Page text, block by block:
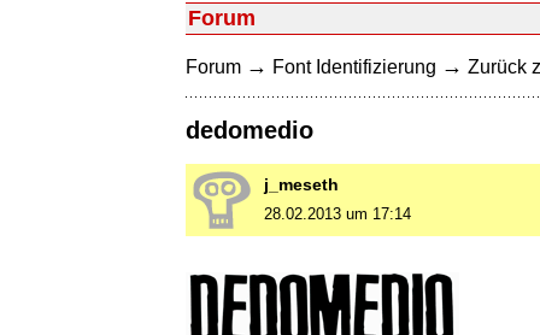
Forum
Forum → Font Identifizierung → Zurück
dedomedio
j_meseth
28.02.2013 um 17:14